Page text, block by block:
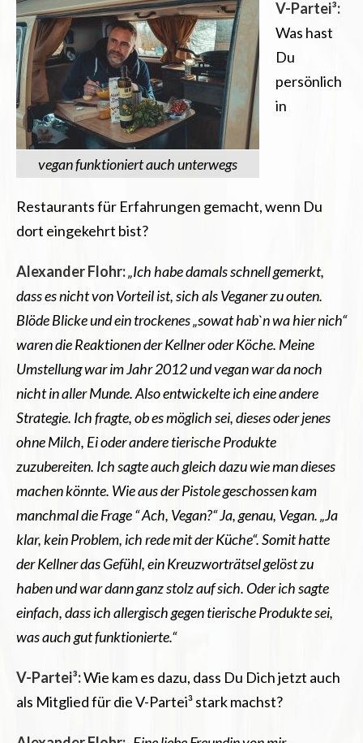
vegan funktioniert auch unterwegs
V-Partei³:
Was hast
Du
persönlich
in
Restaurants für Erfahrungen gemacht, wenn Du
dort eingekehrt bist?
Alexander Flohr:„Ich habe damals schnell gemerkt,
dass es nicht von Vorteil ist, sich als Veganer zu outen.
Blöde Blicke und ein trockenes „sowat hab`n wa hier nich“
waren die Reaktionen der Kellner oder Köche. Meine
Umstellung war im Jahr 2012 und vegan war da noch
nicht in aller Munde. Also entwickelte ich eine andere
Strategie. Ich fragte, ob es möglich sei, dieses oder jenes
ohne Milch, Ei oder andere tierische Produkte
zuzubereiten. Ich sagte auch gleich dazu wie man dieses
machen könnte. Wie aus der Pistole geschossen kam
manchmal die Frage “ Ach, Vegan?“ Ja, genau, Vegan. „Ja
klar, kein Problem, ich rede mit der Küche“. Somit hatte
der Kellner das Gefühl, ein Kreuzworträtsel gelöst zu
haben und war dann ganz stolz auf sich. Oder ich sagte
einfach, dass ich allergisch gegen tierische Produkte sei,
was auch gut funktionierte.“
V-Partei³:Wie kam es dazu, dass Du Dich jetzt auch
als Mitglied für die V-Partei³ stark machst?